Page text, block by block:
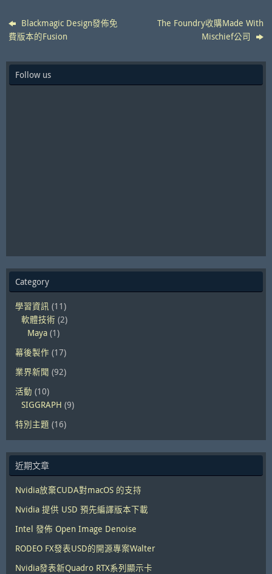
Blackmagic Design發佈免
費版本的Fusion
The Foundry收購Made With
Mischief公司
Follow us
Category
學習資訊 (11)
軟體技術 (2)
Maya (1)
幕後製作 (17)
業界新聞 (92)
活動 (10)
SIGGRAPH (9)
特別主題 (16)
近期文章
Nvidia放棄CUDA對macOS 的支持
Nvidia 提供 USD 預先編譯版本下載
Intel 發佈 Open Image Denoise
RODEO FX發表USD的開源專案Walter
Nvidia發表新Quadro RTX系列顯示卡